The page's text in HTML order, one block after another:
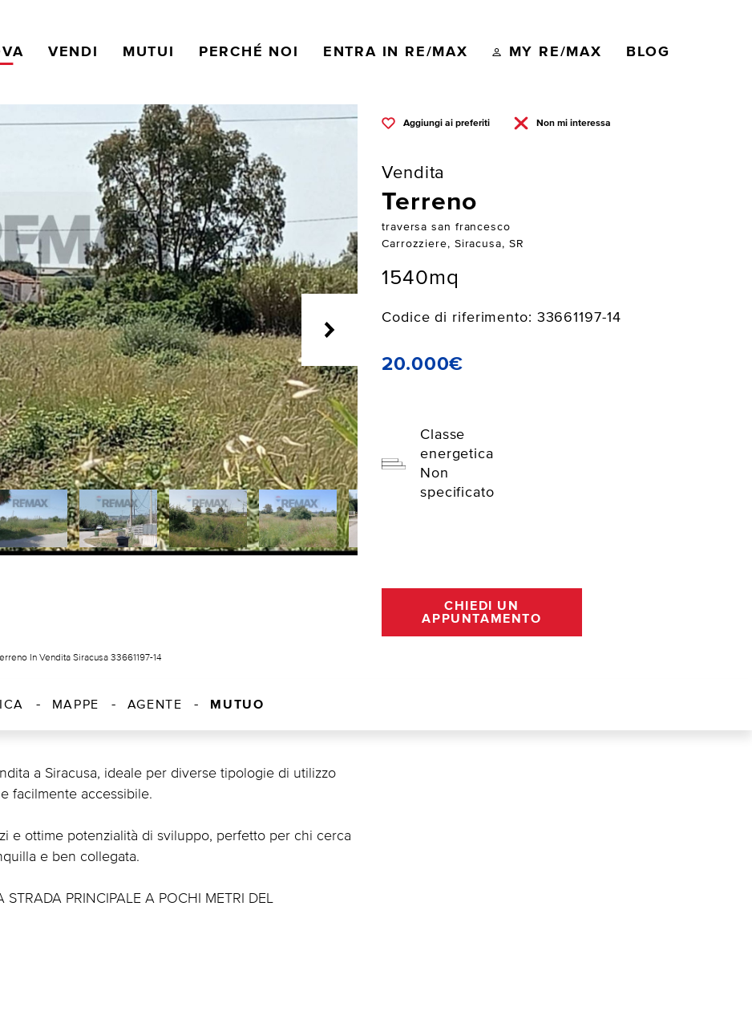
VENDI MUTUI PERCHÉ NOI ENTRA IN RE/MAX MY RE/MAX BLOG
Aggiungi ai preferiti Non mi interessa
Vendita
Terreno
traversa san francesco
Carrozziere, Siracusa, SR
1540mq
Codice di riferimento: 33661197-14
20.000€
Classe
energetica
Non
specificato
CHIEDI UN
APPUNTAMENTO
In Vendita Siracusa 33661197-14
MAPPE AGENTE MUTUO
a Siracusa, ideale per diverse tipologie di utilizzo
facilmente accessibile.
e ottime potenzialità di sviluppo, perfetto per chi cerca
e ben collegata.
PRINCIPALE A POCHI METRI DEL